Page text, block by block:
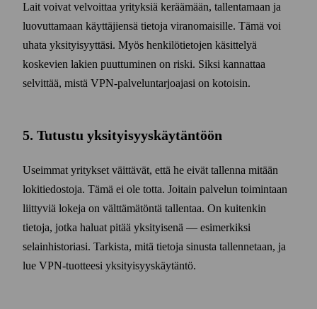
Lait voivat velvoittaa yrityksiä keräämään, tallentamaan ja
luovuttamaan käyttäjiensä tietoja viranomaisille. Tämä voi
uhata yksityisyyttäsi. Myös henkilö­tietojen käsittelyä
koskevien lakien puuttuminen on riski. Siksi kannattaa
selvittää, mistä VPN-palvelun­tarjoajasi on kotoisin.
5. Tutustu yksityisyys­käytäntöön
Useimmat yritykset väittävät, että he eivät tallenna mitään
loki­tiedostoja. Tämä ei ole totta. Joitain palvelun toimintaan
liittyviä lokeja on välttämätöntä tallentaa. On kuitenkin
tietoja, jotka haluat pitää yksityisenä — esi­merkiksi
selainhistoriasi. Tarkista, mitä tietoja sinusta tallennetaan, ja
lue VPN-tuotteesi yksityisyyskäytäntö.